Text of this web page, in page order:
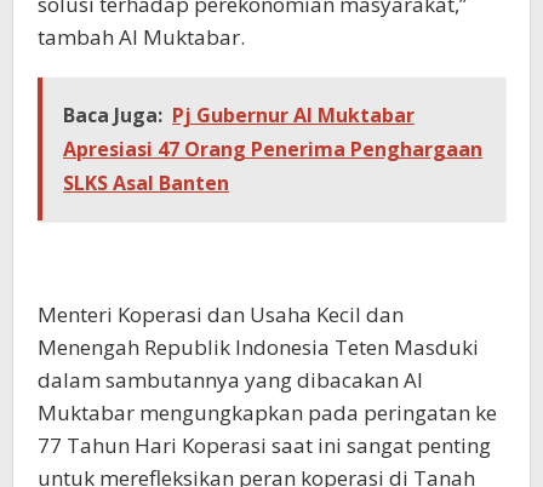
tambah Al Muktabar.
Baca Juga: Pj Gubernur Al Muktabar
Apresiasi 47 Orang Penerima Penghargaan
SLKS Asal Banten
Menteri Koperasi dan Usaha Kecil dan
Menengah Republik Indonesia Teten Masduki
dalam sambutannya yang dibacakan Al
Muktabar mengungkapkan pada peringatan ke
77 Tahun Hari Koperasi saat ini sangat penting
untuk merefleksikan peran koperasi di Tanah